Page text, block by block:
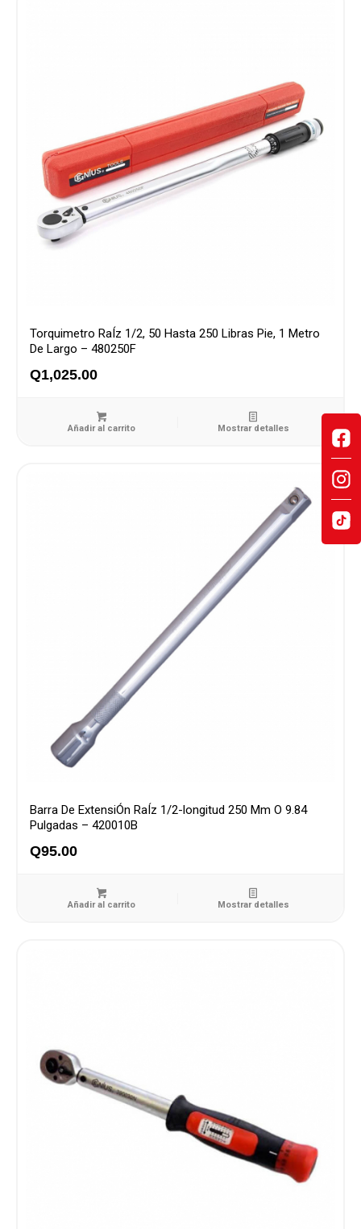
Torquimetro RaÍz 1/2, 50 Hasta 250 Libras Pie, 1 Metro
De Largo – 480250F
Q1,025.00
Añadir al carrito Mostrar detalles
Barra De ExtensiÓn RaÍz 1/2-longitud 250 Mm O 9.84
Pulgadas – 420010B
Q95.00
Añadir al carrito Mostrar detalles